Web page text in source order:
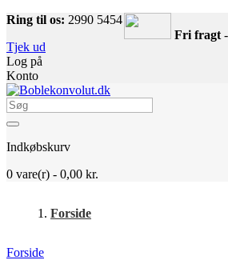
Ring til os: 2990 5454
Fri fragt
Tjek ud
Log på
Konto
Indkøbskurv
0 vare(r) - 0,00 kr.
Forside
Forside